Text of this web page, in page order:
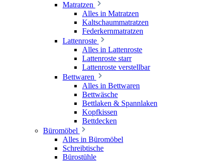
Matratzen
Alles in Matratzen
Kaltschaummatratzen
Federkernmatratzen
Lattenroste
Alles in Lattenroste
Lattenroste starr
Lattenroste verstellbar
Bettwaren
Alles in Bettwaren
Bettwäsche
Bettlaken & Spannlaken
Kopfkissen
Bettdecken
Büromöbel
Alles in Büromöbel
Schreibtische
Bürostühle